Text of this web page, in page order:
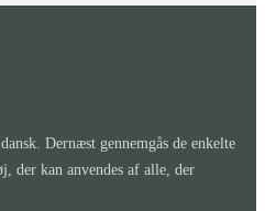
Dernæst gennemgås de enkelte
der kan anvendes af alle, der